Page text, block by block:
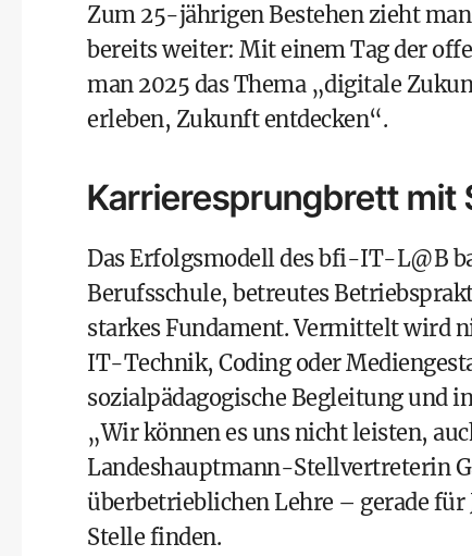
Zum 25-jährigen Bestehen zieht
bereits weiter: Mit einem Tag der
man 2025 das Thema „digitale
erleben, Zukunft entdecken“.
Karrieresprungbrett mit
Das Erfolgsmodell des bfi-IT-L@B
Berufsschule, betreutes
starkes Fundament. Vermittelt wird
IT-Technik, Coding oder
sozialpädagogische Begleitung und
„Wir können es uns nicht leisten,
Landeshauptmann-Stellvertreterin
überbetrieblichen Lehre – gerade für
Stelle finden.